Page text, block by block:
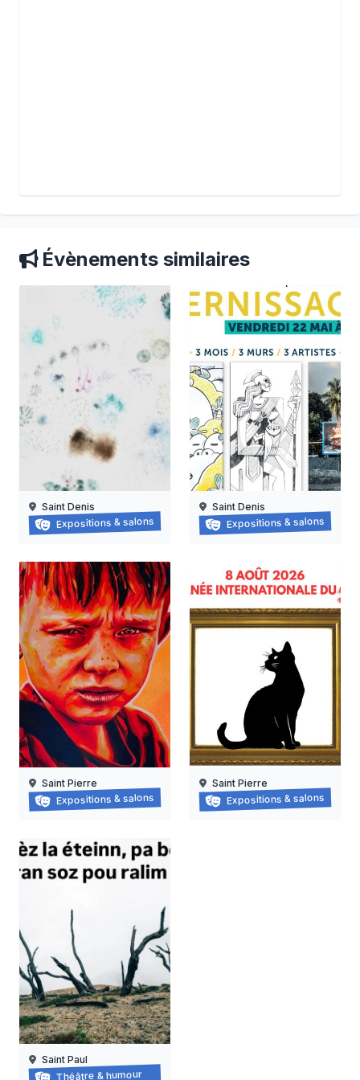
Évènements similaires
Grapzëtwal
30/05/2026 au
Saint Denis
Expositions & salons Exposition : nanas vanille
16/06/2026 au
Saint Denis
Expositions & salons
Face à Face
18/07/2026 au
Saint Pierre
Expositions & salons Journée internationale du
08/08/2026
Saint Pierre
Expositions & salons
Balade-spectacle au piton oranger
Saint Paul
Théâtre & humour